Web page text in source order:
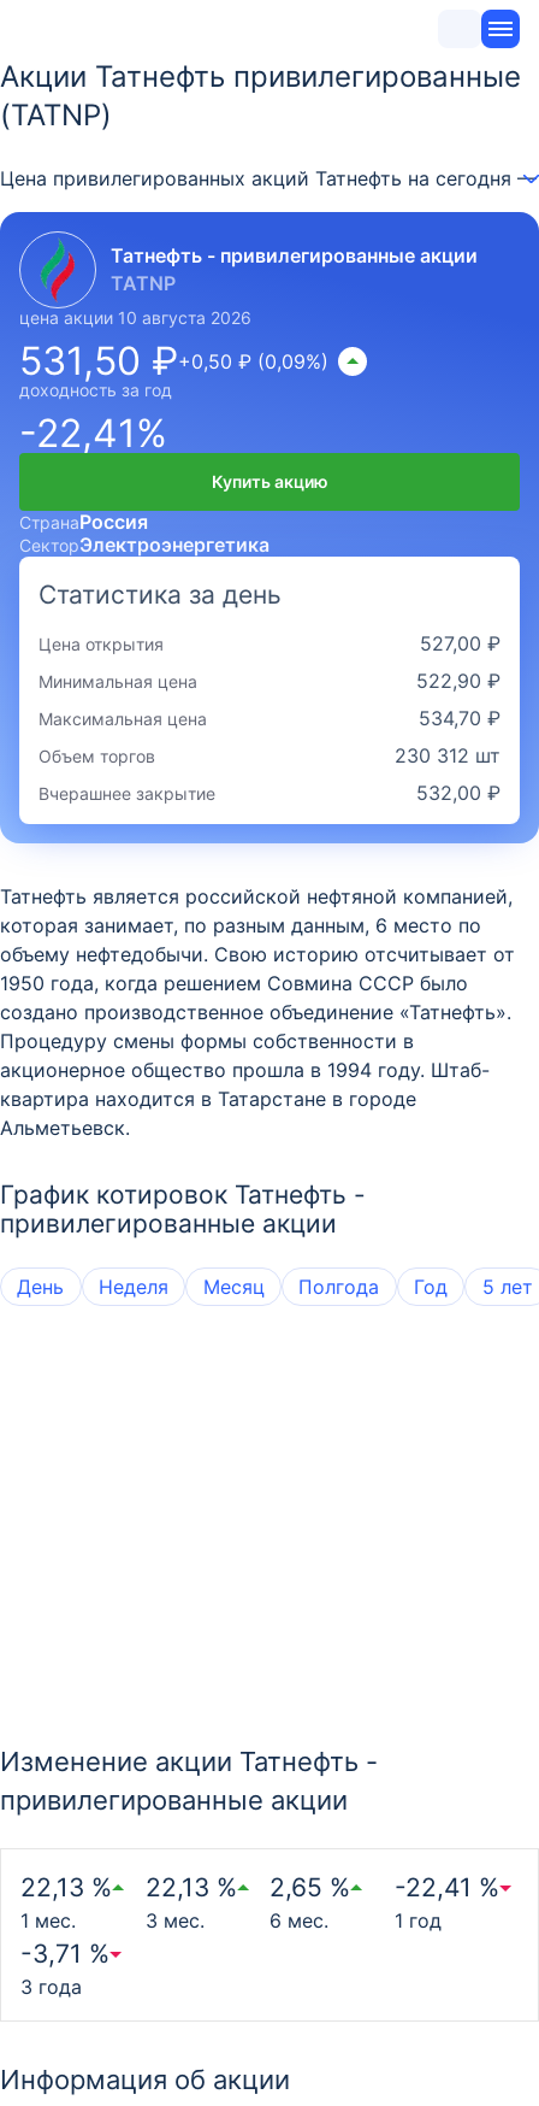
Акции Татнефть привилегированные
(TATNP)
Цена привилегированных акций Татнефть на сегодня
Татнефть - привилегированные акции
TATNP
цена акции 10 августа 2026
531,50 ₽+0,50 ₽ (0,09%)
доходность за год
-22,41%
Купить акцию
СтранаРоссия
СекторЭлектроэнергетика
Статистика за день
Цена открытия 527,00 ₽
Минимальная цена 522,90 ₽
Максимальная цена 534,70 ₽
Объем торгов 230 312 шт
Вчерашнее закрытие 532,00 ₽
Татнефть является российской нефтяной компанией,
которая занимает, по разным данным, 6 место по
объему нефтедобычи. Свою историю отсчитывает от
1950 года, когда решением Совмина СССР было
создано производственное объединение «Татнефть».
Процедуру смены формы собственности в
акционерное общество прошла в 1994 году. Штаб-
квартира находится в Татарстане в городе
Альметьевск.
График котировок Татнефть -
привилегированные акции
День Неделя Месяц Полгода Год 5 лет
Изменение акции Татнефть -
привилегированные акции
22,13 %
1 мес.
22,13 %
3 мес.
2,65 %
6 мес.
-22,41 %
1 год
-3,71 %
3 года
Информация об акции